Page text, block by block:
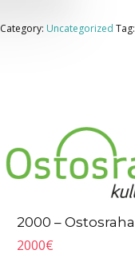
Category: Uncategorized Tag:
2000 – Ostosraha
2000€